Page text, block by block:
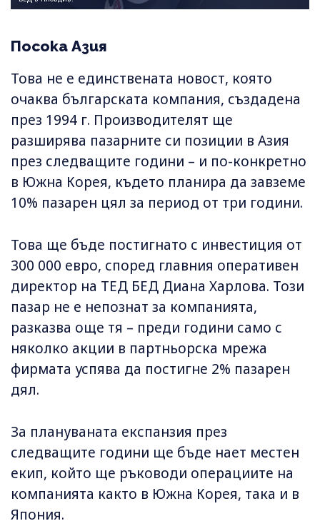
Посока Азия
Това не е единствената новост, която
очаква българската компания, създадена
през 1994 г. Производителят ще
разширява пазарните си позиции в Азия
през следващите години – и по-конкретно
в Южна Корея, където планира да завземе
10% пазарен цял за период от три години.
Това ще бъде постигнато с инвестиция от
300 000 евро, според главния оперативен
директор на ТЕД БЕД Диана Харлова. Този
пазар не е непознат за компанията,
разказва още тя – преди години само с
няколко акции в партньорска мрежа
фирмата успява да постигне 2% пазарен
дял.
За плануваната експанзия през
следващите години ще бъде нает местен
екип, който ще ръководи операциите на
компанията както в Южна Корея, така и в
Япония.